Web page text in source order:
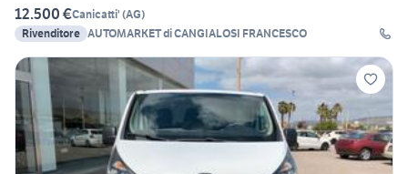
12.500 €Canicatti' (AG)
Rivenditore AUTOMARKET di CANGIALOSI FRANCESCO